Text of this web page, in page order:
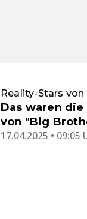
Reality-Stars
Das waren
von "Big
17.04.2025 • 09:05